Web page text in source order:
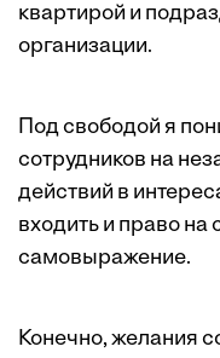
квартирой и
организации.
Под свободой я
сотрудников на
действий в
входить и право
самовыражение.
Конечно, желания